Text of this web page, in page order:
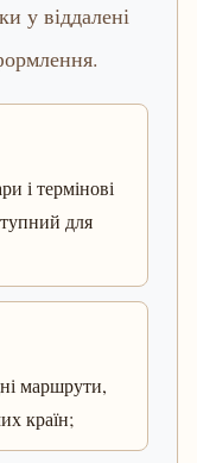
у віддалені
і термінові
для
маршрути,
країн;